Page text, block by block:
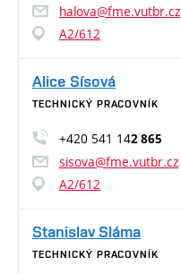
halova@fme.vutbr.cz
A2/612
Alice Sísová
TECHNICKÝ PRACOVNÍK
+420 541 142 865
sisova@fme.vutbr.cz
A2/612
Stanislav Sláma
TECHNICKÝ PRACOVNÍK